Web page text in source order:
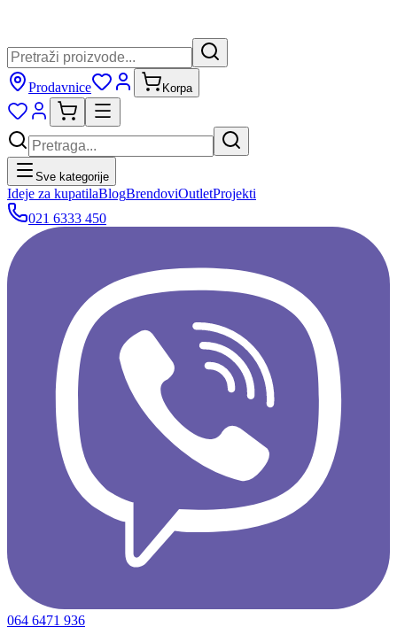
Prodavnice Korpa
Sve kategorije
Ideje za kupatilaBlogBrendoviOutletProjekti
021 6333 450
064 6471 936